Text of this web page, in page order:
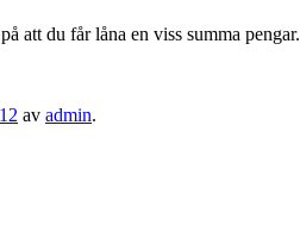
att du får låna en viss summa pengar.
av admin.